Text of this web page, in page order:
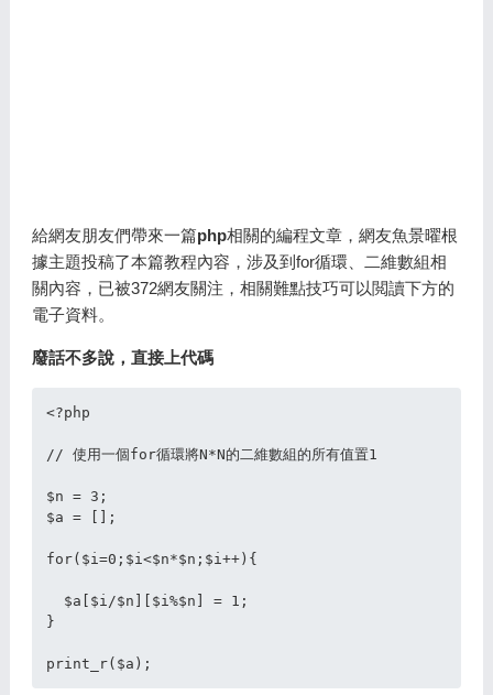
給網友朋友們帶來一篇php相關的編程文章，網友魚景曜根
據主題投稿了本篇教程內容，涉及到for循環、二維數組相
關內容，已被372網友關注，相關難點技巧可以閲讀下方的
電子資料。
廢話不多說，直接上代碼
<?php
// 使用一個for循環將N*N的二維數組的所有值置1
$n = 3;
$a = [];
for($i=0;$i<$n*$n;$i++){
  $a[$i/$n][$i%$n] = 1;
}
print_r($a);